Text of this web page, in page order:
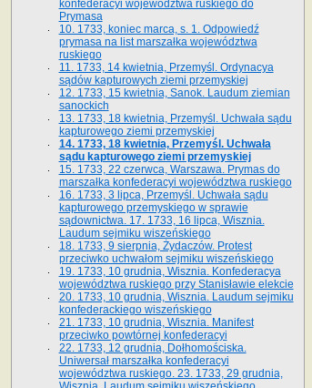
konfederacyi województwa ruskiego do
Prymasa
10. 1733, koniec marca, s. 1. Odpowiedź
prymasa na list marszałka województwa
ruskiego
11. 1733, 14 kwietnia, Przemyśl. Ordynacya
sądów kapturowych ziemi przemyskiej
12. 1733, 15 kwietnia, Sanok. Laudum ziemian
sanockich
13. 1733, 18 kwietnia, Przemyśl. Uchwała sądu
kapturowego ziemi przemyskiej
14. 1733, 18 kwietnia, Przemyśl. Uchwała
sądu kapturowego ziemi przemyskiej
15. 1733, 22 czerwca, Warszawa. Prymas do
marszałka konfederacyi województwa ruskiego
16. 1733, 3 lipca, Przemyśl. Uchwała sądu
kapturowego przemyskiego w sprawie
sądownictwa. 17. 1733, 16 lipca, Wisznia.
Laudum sejmiku wiszeńskiego
18. 1733, 9 sierpnia, Żydaczów. Protest
przeciwko uchwałom sejmiku wiszeńskiego
19. 1733, 10 grudnia, Wisznia. Konfederacya
województwa ruskiego przy Stanisławie elekcie
20. 1733, 10 grudnia, Wisznia. Laudum sejmiku
konfederackiego wiszeńskiego
21. 1733, 10 grudnia, Wisznia. Manifest
przeciwko powtórnej konfederacyi
22. 1733, 12 grudnia, Dołhomościska.
Uniwersał marszałka konfederacyi
województwa ruskiego. 23. 1733, 29 grudnia,